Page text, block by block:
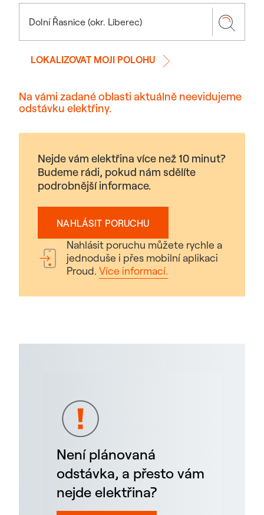
LOKALIZOVAT MOJI POLOHU
Na vámi zadané oblasti aktuálně neevidujeme
odstávku elektřiny.
Nejde vám elektřina více než 10 minut?
Budeme rádi, pokud nám sdělíte
podrobnější informace.
NAHLÁSIT PORUCHU
Nahlásit poruchu můžete rychle a
jednoduše i přes mobilní aplikaci
Proud. Více informací.
Není plánovaná
odstávka, a přesto vám
nejde elektřina?